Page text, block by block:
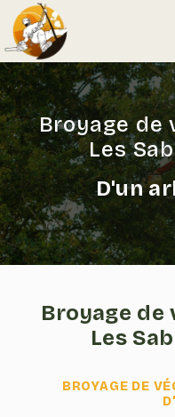
Broyage de
Les
D'un
Broyage de
Les
BROYAGE DE
Panneau de gestion des